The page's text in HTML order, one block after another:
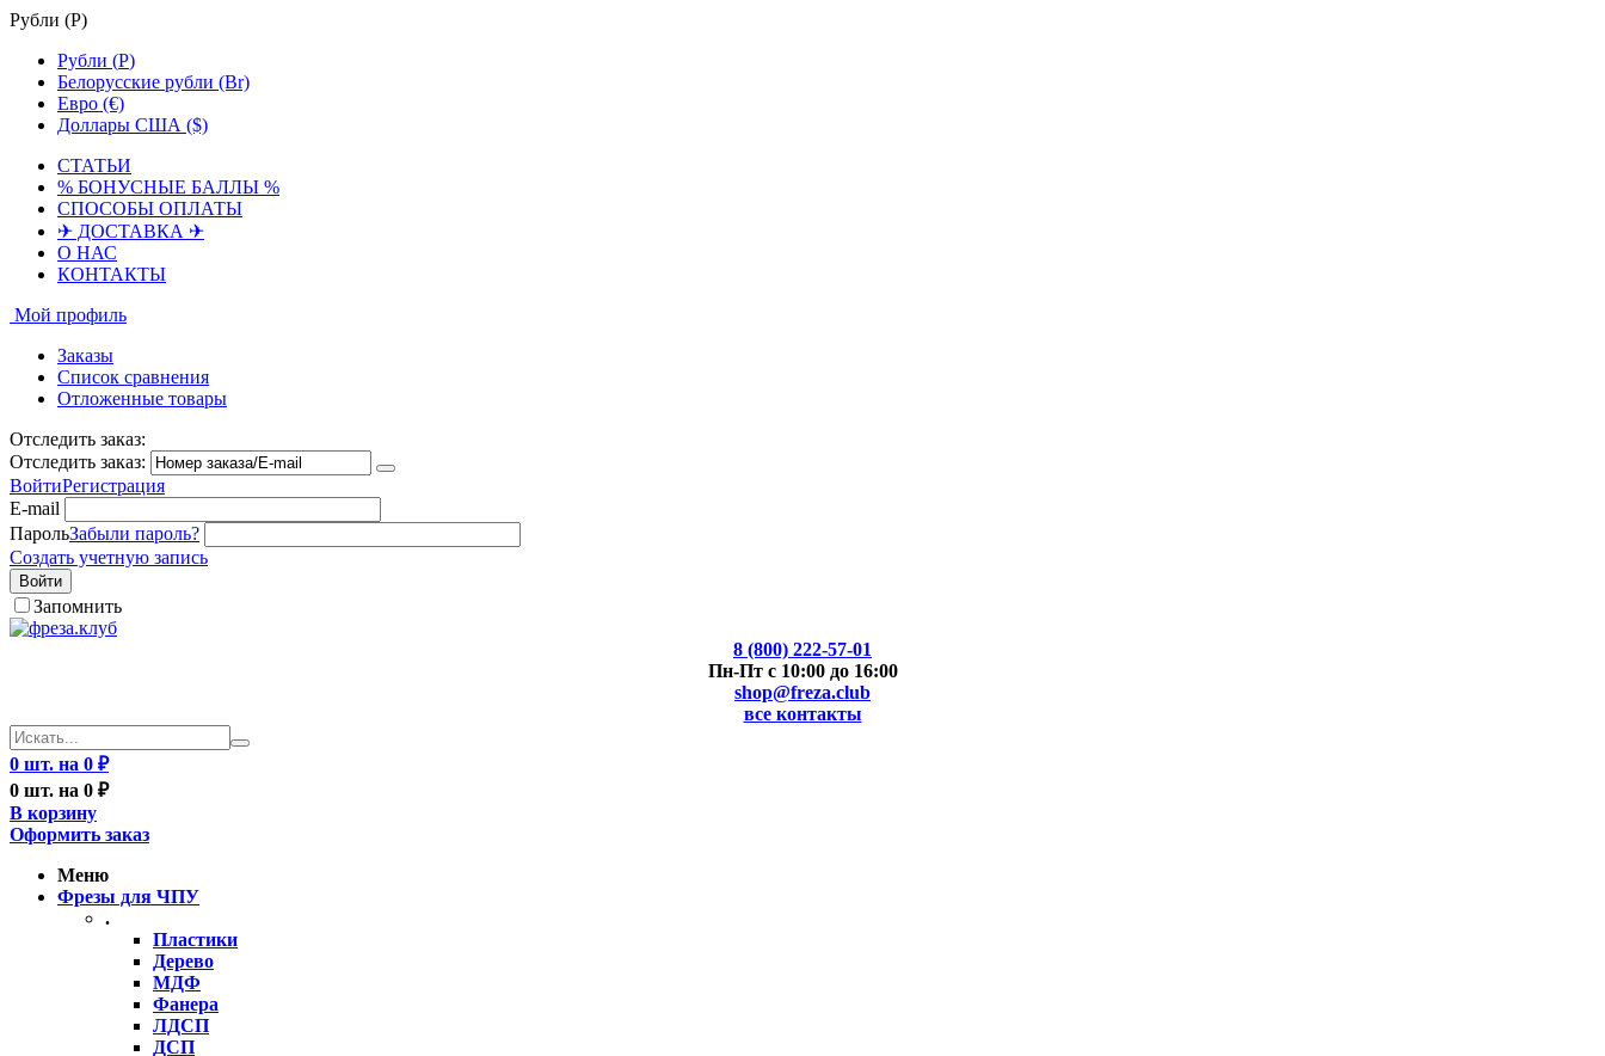
Рубли (Р)
Рубли (Р)
Белорусские рубли (Br)
Евро (€)
Доллары США ($)
СТАТЬИ
% БОНУСНЫЕ БАЛЛЫ %
СПОСОБЫ ОПЛАТЫ
✈ ДОСТАВКА ✈
О НАС
КОНТАКТЫ
Мой профиль
Заказы
Список сравнения
Отложенные товары
Отследить заказ:
Отследить заказ:
ВойтиРегистрация
E-mail
ПарольЗабыли пароль?
Создать учетную запись
Войти
Запомнить
8 (800) 222-57-01
Пн-Пт с 10:00 до 16:00
shop@freza.club
все контакты
0 шт. на 0 ₽
0 шт. на 0 ₽
В корзину
Оформить заказ
Меню
Фрезы для ЧПУ
.
Пластики
Дерево
МДФ
Фанера
ЛДСП
ДСП